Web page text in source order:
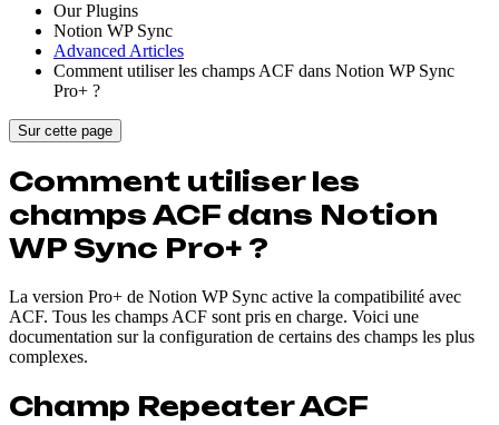
Our Plugins
Notion WP Sync
Advanced Articles
Comment utiliser les champs ACF dans Notion WP Sync
Pro+ ?
Sur cette page
Comment utiliser les
champs ACF dans Notion
WP Sync Pro+ ?
La version Pro+ de Notion WP Sync active la compatibilité avec
ACF. Tous les champs ACF sont pris en charge. Voici une
documentation sur la configuration de certains des champs les plus
complexes.
Champ Repeater ACF